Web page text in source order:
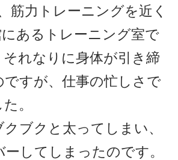
筋力トレーニングを近く
あるトレーニング室で
れなりに身体が引き締
ですが、仕事の忙しさで
。
ブクと太ってしまい、
してしまったのです。